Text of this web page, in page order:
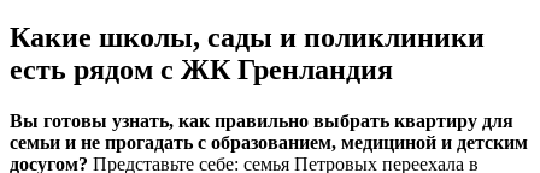
Какие школы, сады и поликлиники
есть рядом с ЖК Гренландия
Вы готовы узнать, как правильно выбрать квартиру для
семьи и не прогадать с образованием, медициной и детским
досугом? Представьте себе: семья Петровых переехала в